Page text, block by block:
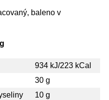
baleno v
934 kJ/223 kCal
30 g
10 g